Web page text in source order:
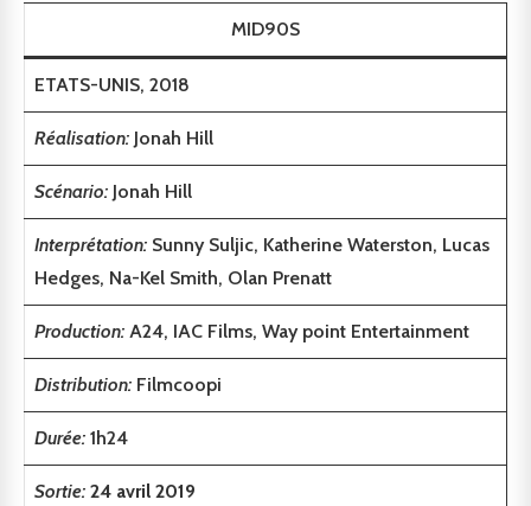
MID90S
ETATS-UNIS, 2018
Réalisation: Jonah Hill
Scénario: Jonah Hill
Interprétation: Sunny Suljic, Katherine Waterston, Lucas
Hedges, Na-Kel Smith, Olan Prenatt
Production: A24, IAC Films, Way point Entertainment
Distribution: Filmcoopi
Durée: 1h24
Sortie: 24 avril 2019